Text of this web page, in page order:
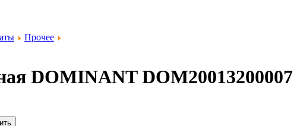
Прочее
DOMINANT DOM20013200007